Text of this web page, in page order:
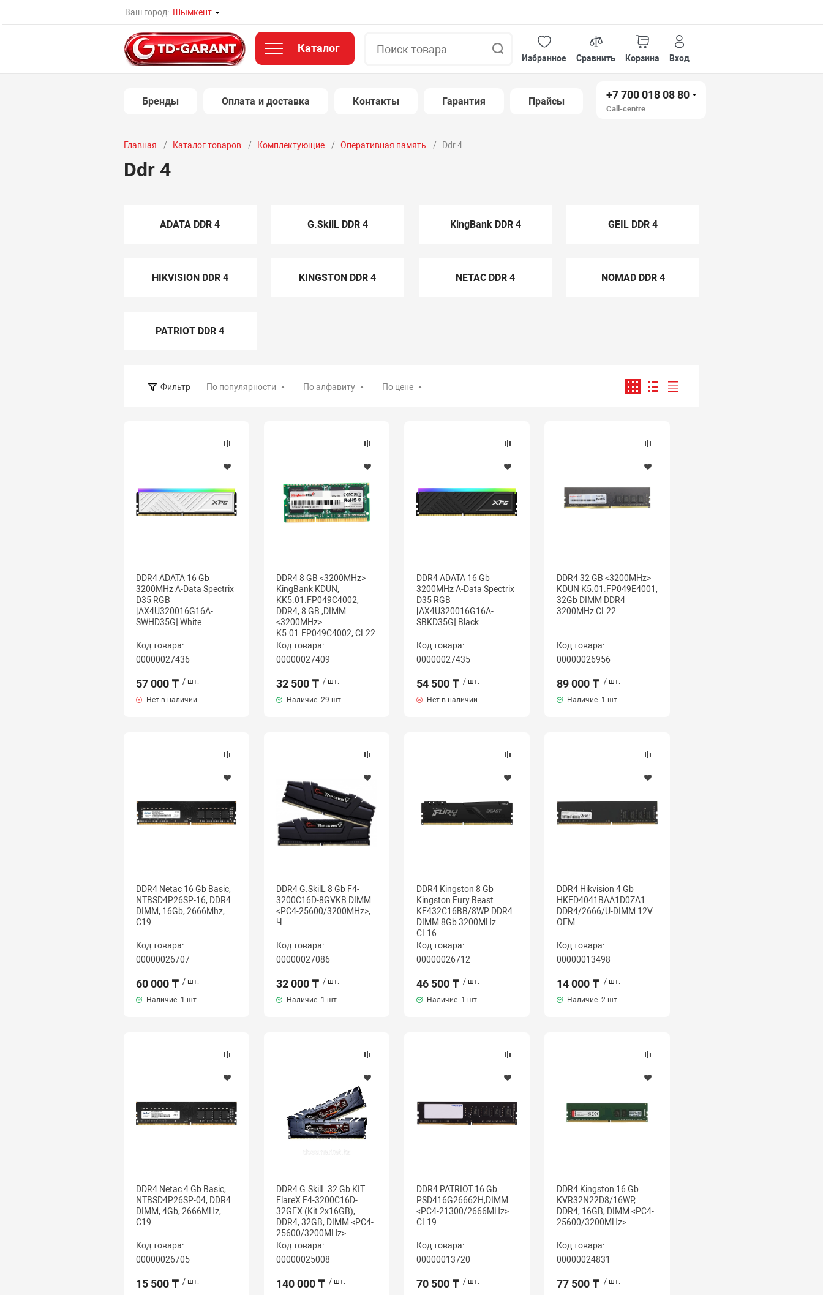
Ваш город: Шымкент
Каталог
Избранное
Сравнить Корзина Вход
Бренды Оплата и доставка Контакты Гарантия Прайсы
+7 700 018 08 80
Call-centre
Главная Каталог товаров Комплектующие Оперативная память Ddr 4
Ddr 4
ADATA DDR 4 G.SkilL DDR 4 KingBank DDR 4 GEIL DDR 4
HIKVISION DDR 4 KINGSTON DDR 4 NETAC DDR 4 NOMAD DDR 4
PATRIOT DDR 4
Фильтр По популярности По алфавиту По цене
DDR4 ADATA 16 Gb
3200MHz A-Data Spectrix
D35 RGB
[AX4U320016G16A-
SWHD35G] White
Код товара:
00000027436
57 000 ₸ / шт.
Нет в наличии
DDR4 8 GB <3200MHz>
KingBank KDUN,
KK5.01.FP049C4002,
DDR4, 8 GB ,DIMM
<3200MHz>
K5.01.FP049C4002, CL22
Код товара:
00000027409
32 500 ₸ / шт.
Наличие: 29 шт.
DDR4 ADATA 16 Gb
3200MHz A-Data Spectrix
D35 RGB
[AX4U320016G16A-
SBKD35G] Black
Код товара:
00000027435
54 500 ₸ / шт.
Нет в наличии
DDR4 32 GB <3200MHz>
KDUN K5.01.FP049E4001,
32Gb DIMM DDR4
3200MHz CL22
Код товара:
00000026956
89 000 ₸ / шт.
Наличие: 1 шт.
DDR4 Netac 16 Gb Basic,
NTBSD4P26SP-16, DDR4
DIMM, 16Gb, 2666Mhz,
C19
Код товара:
00000026707
60 000 ₸ / шт.
Наличие: 1 шт.
DDR4 G.SkilL 8 Gb F4-
3200C16D-8GVKB DIMM
<PC4-25600/3200MHz>,
Ч
Код товара:
00000027086
32 000 ₸ / шт.
Наличие: 1 шт.
DDR4 Kingston 8 Gb
Kingston Fury Beast
KF432C16BB/8WP DDR4
DIMM 8Gb 3200MHz
CL16
Код товара:
00000026712
46 500 ₸ / шт.
Наличие: 1 шт.
DDR4 Hikvision 4 Gb
HKED4041BAA1D0ZA1
DDR4/2666/U-DIMM 12V
OEM
Код товара:
00000013498
14 000 ₸ / шт.
Наличие:2 шт.
DDR4 Netac 4 Gb Basic,
NTBSD4P26SP-04, DDR4
DIMM, 4Gb, 2666MHz,
C19
Код товара:
00000026705
15 500 ₸ / шт.
DDR4 G.SkilL 32 Gb KIT
FlareX F4-3200C16D-
32GFX (Kit 2x16GB),
DDR4, 32GB, DIMM <PC4-
25600/3200MHz>
Код товара:
00000025008
140 000 ₸ / шт.
DDR4 PATRIOT 16 Gb
PSD416G26662H,DIMM
<PC4-21300/2666MHz>
CL19
Код товара:
00000013720
70 500 ₸ / шт.
DDR4 Kingston 16 Gb
KVR32N22D8/16WP,
DDR4, 16GB, DIMM <PC4-
25600/3200MHz>
Код товара:
00000024831
77 500 ₸ / шт.